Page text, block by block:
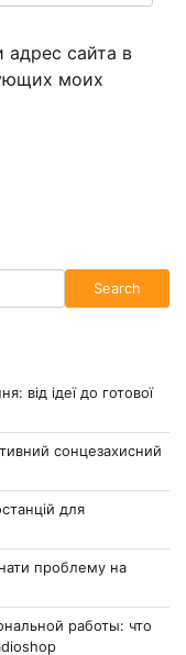
сайта в
моих
Search
від ідеї до готової
сонцезахисний
для
проблему на
работы: что